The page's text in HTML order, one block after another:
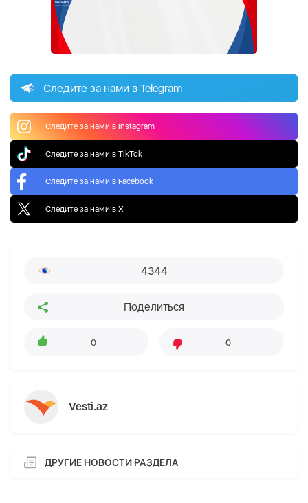
Следите за нами в Telegram
Следите за нами в Instagram
Следите за нами в TikTok
Следите за нами в Facebook
Следите за нами в X
4344
Поделиться
0 0
Vesti.az
ДРУГИЕ НОВОСТИ РАЗДЕЛА